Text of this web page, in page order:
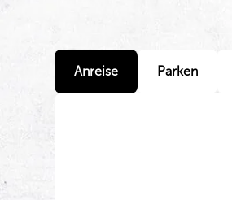
Anreise Parken